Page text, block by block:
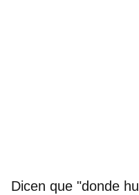
Dicen que "donde